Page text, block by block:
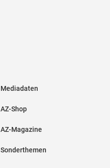
Mediadaten
AZ-Shop
AZ-Magazine
Sonderthemen